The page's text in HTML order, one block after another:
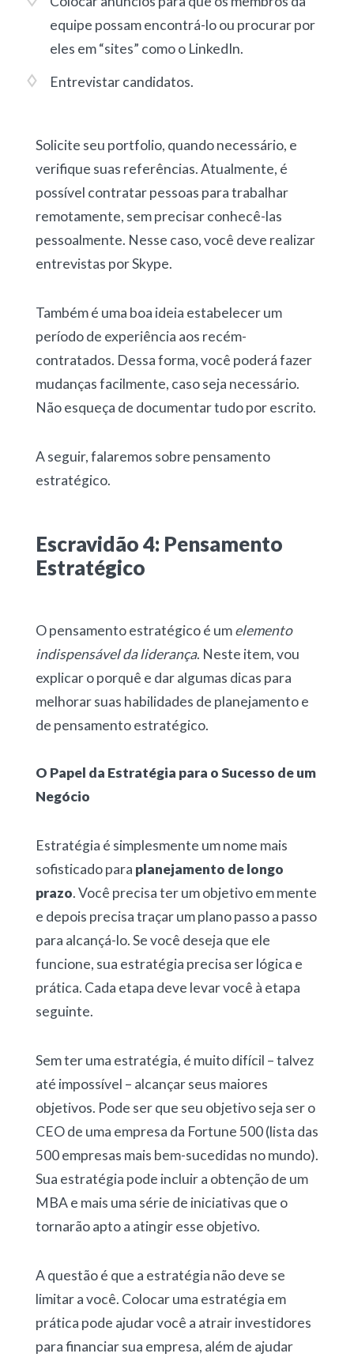
equipe possam encontrá-lo ou procurar por
eles em “sites” como o LinkedIn.
Entrevistar candidatos.
Solicite seu portfolio, quando necessário, e
verifique suas referências. Atualmente, é
possível contratar pessoas para trabalhar
remotamente, sem precisar conhecê-las
pessoalmente. Nesse caso, você deve realizar
entrevistas por Skype.
Também é uma boa ideia estabelecer um
período de experiência aos recém-
contratados. Dessa forma, você poderá fazer
mudanças facilmente, caso seja necessário.
Não esqueça de documentar tudo por escrito.
A seguir, falaremos sobre pensamento
estratégico.
Escravidão 4: Pensamento
Estratégico
O pensamento estratégico é umelemento
indispensável da liderança. Neste item, vou
explicar o porquê e dar algumas dicas para
melhorar suas habilidades de planejamento e
de pensamento estratégico.
O Papel da Estratégia para o Sucesso de um
Negócio
Estratégia é simplesmente um nome mais
sofisticado para planejamento de longo
prazo. Você precisa ter um objetivo em mente
e depois precisa traçar um plano passo a passo
para alcançá-lo. Se você deseja que ele
funcione, sua estratégia precisa ser lógica e
prática. Cada etapa deve levar você à etapa
seguinte.
Sem ter uma estratégia, é muito difícil – talvez
até impossível – alcançar seus maiores
objetivos. Pode ser que seu objetivo seja ser o
CEO de uma empresa da Fortune 500 (lista das
500 empresas mais bem-sucedidas no mundo).
Sua estratégia pode incluir a obtenção de um
MBA e mais uma série de iniciativas que o
tornarão apto a atingir esse objetivo.
A questão é que a estratégia não deve se
limitar a você. Colocar uma estratégia em
prática pode ajudar você a atrair investidores
para financiar sua empresa, além de ajudar